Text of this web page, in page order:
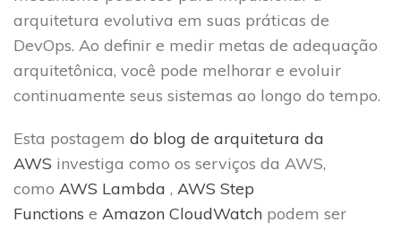
arquitetura evolutiva em suas práticas de
DevOps. Ao definir e medir metas de adequação
arquitetônica, você pode melhorar e evoluir
continuamente seus sistemas ao longo do tempo.
Esta postagem do blog de arquitetura da
AWS investiga como os serviços da AWS,
como AWS Lambda , AWS Step
Functions e Amazon CloudWatch podem ser